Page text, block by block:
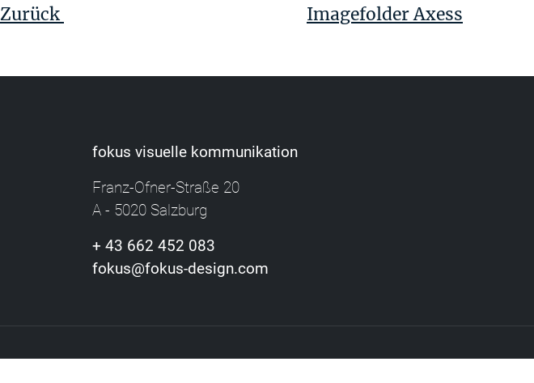
Zurück
Imagefolder Axess
fokus visuelle kommunikation
Franz-Ofner-Straße 20
A - 5020 Salzburg
+ 43 662 452 083
fokus@fokus-design.com